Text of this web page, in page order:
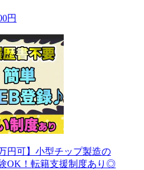
円
円可】小型チップ製造の
OK！転籍支援制度あり◎